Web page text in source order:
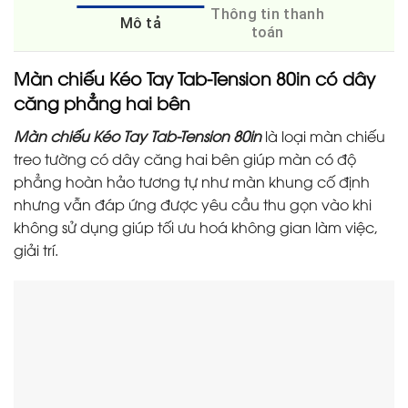
Mô tả
Thông tin thanh
toán
Màn chiếu Kéo Tay Tab-Tension 80in có dây
căng phẳng hai bên
Màn chiếu Kéo Tay Tab-Tension 80inlà loại màn chiếu
treo tường có dây căng hai bên giúp màn có độ
phẳng hoàn hảo tương tự như màn khung cố định
nhưng vẫn đáp ứng được yêu cầu thu gọn vào khi
không sử dụng giúp tối ưu hoá không gian làm việc,
giải trí.